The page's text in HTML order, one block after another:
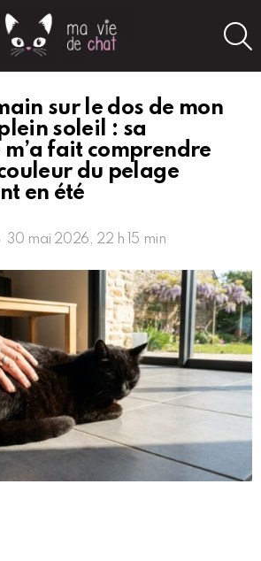
sur le dos de mon
soleil : sa
fait comprendre
du pelage
en été
30 mai 2026, 22 h 15 min